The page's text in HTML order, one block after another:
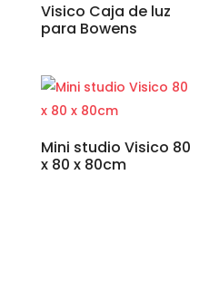
Visico Caja de luz
para Bowens
Mini studio Visico 80
x 80 x 80cm